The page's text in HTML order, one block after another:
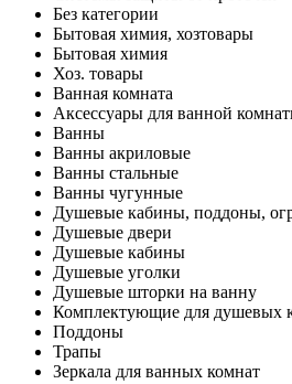
Без категории
Бытовая химия, хозтовары
Бытовая химия
Хоз. товары
Ванная комната
Аксессуары для ванной
Ванны
Ванны акриловые
Ванны стальные
Ванны чугунные
Душевые кабины, поддоны,
Душевые двери
Душевые кабины
Душевые уголки
Душевые шторки на ванну
Комплектующие для душевых
Поддоны
Трапы
Зеркала для ванных комнат